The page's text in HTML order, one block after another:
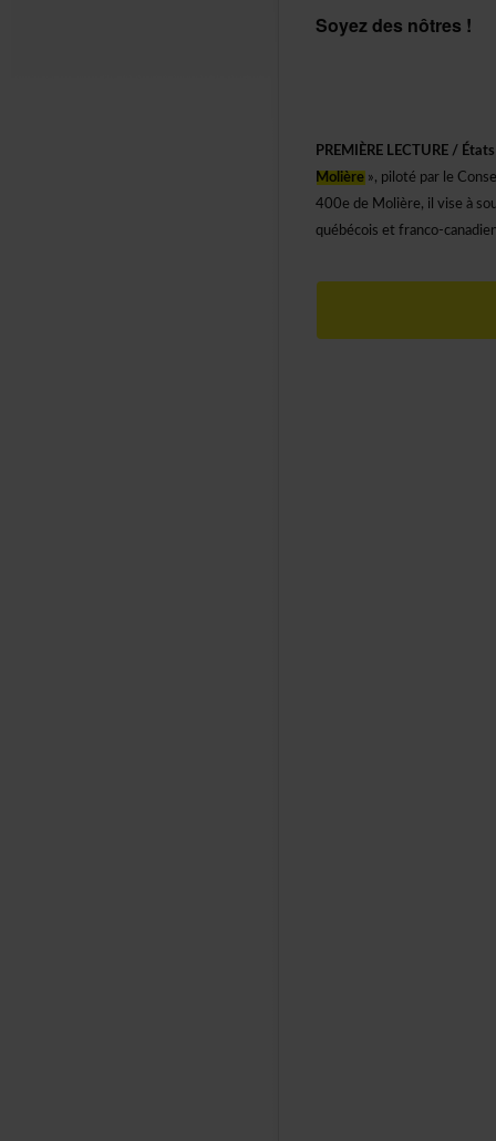
Soyezdesnôtres!
PREMIÈRELECTURE/
Molière
québécoisetfranco-